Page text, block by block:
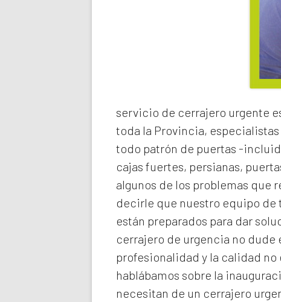
servicio de cerrajero urgente
toda la Provincia, especialistas
todo patrón de puertas -
cajas fuertes, persianas,
algunos de los problemas que
decirle que nuestro equipo de
están preparados para dar
cerrajero de urgencia no dude
profesionalidad y la calidad
hablábamos sobre la
necesitan de un cerrajero